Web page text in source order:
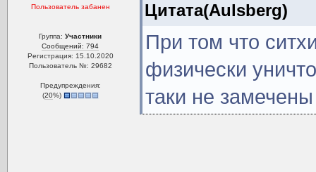
Пользователь забанен
Группа:Участники
Сообщений: 794
Регистрация: 15.10.2020
Пользователь №: 29682
Предупреждения:
(20%)
Цитата(Aulsberg)
При том что
физически
таки не замечены